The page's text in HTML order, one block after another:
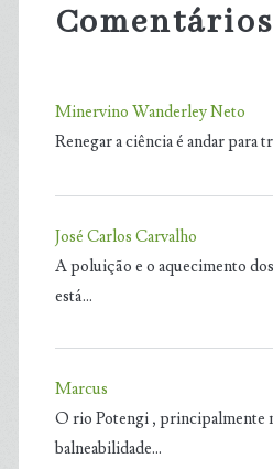
Comentários
Minervino Wanderley Neto
Renegar a ciência é andar para
José Carlos Carvalho
A poluição e o aquecimento
está…
Marcus
O rio Potengi , principalmente
balneabilidade…